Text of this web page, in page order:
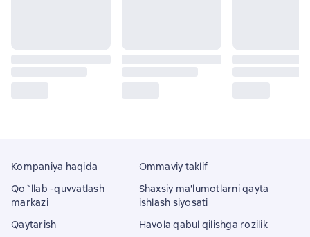
Kompaniya haqida
Qo`llab -quvvatlash
markazi
Qaytarish
Ommaviy taklif
Shaxsiy ma'lumotlarni qayta
ishlash siyosati
Havola qabul qilishga rozilik